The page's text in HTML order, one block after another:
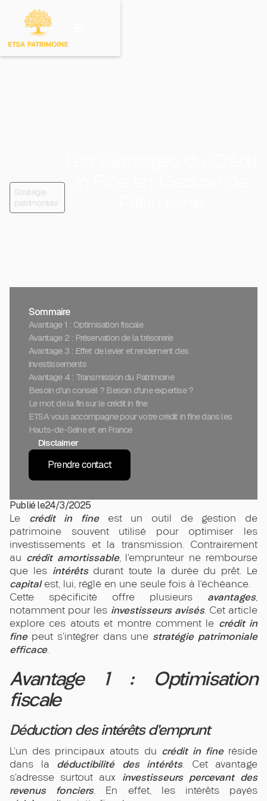
Investir sur un
produit
Stratégie
patrimoniale
Sommaire
Avantage 1 : Optimisation fiscale
Avantage 2 : Préservation de la trésorerie
Avantage 3 : Effet de levier et rendement des
investissements
Avantage 4 : Transmission du Patrimoine
Besoin d'un conseil ? Besoin d'une expertise ?
Le mot de la fin sur le crédit in fine
ETSA vous accompagne pour votre crédit in fine dans les
Hauts-de-Seine et en France
Disclaimer
Prendre contact
Publié le24/3/2025
Le crédit in fineest un outil de gestion de
patrimoine souvent utilisé pour optimiser les
investissements et la transmission. Contrairement
au crédit amortissable, l’emprunteur ne rembourse
que les intérêtsdurant toute la durée du prêt. Le
capitalest, lui, réglé en une seule fois à l’échéance.
Cette spécificité offre plusieurs avantages,
notamment pour les investisseurs avisés. Cet article
explore ces atouts et montre comment le crédit in
finepeut s’intégrer dans une stratégie patrimoniale
efficace.
Avantage 1 : Optimisation
fiscale
Déduction des intérêts d’emprunt
L’un des principaux atouts du crédit in fineréside
dans la déductibilité des intérêts. Cet avantage
s’adresse surtout aux investisseurs percevant des
revenus fonciers. En effet, les intérêts payés